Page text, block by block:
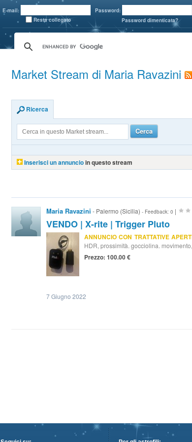
E-mail:
Password:
Resta collegato
Password dimenticata?
Market Stream di Maria Ravazini
Ricerca
Cerca
Inserisci un annuncioin questo stream
Maria Ravazini - Palermo (Sicilia) - Feedback: 0 |
VENDO | X-rite | Trigger Pluto
ANNUNCIO CON TRATTATIVE
HDR, prossimità. gocciolina.
Prezzo: 100.00 €
7 Giugno 2022